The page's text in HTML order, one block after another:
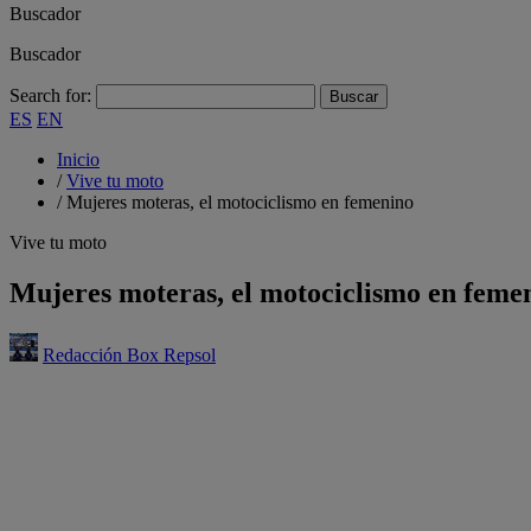
Buscador
Buscador
Search for:
ES EN
Inicio
/Vive tu moto
/Mujeres moteras, el motociclismo en femenino
Vive tu moto
Mujeres moteras, el motociclismo en
Redacción Box Repsol